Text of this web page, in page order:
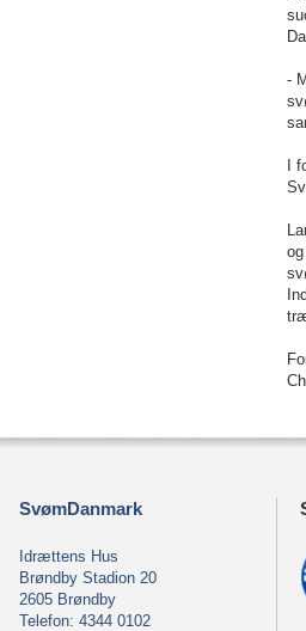
-
I
SvømDanmark
Idrættens Hus
Brøndby Stadion 20
2605 Brøndby
Telefon: 4344 0102